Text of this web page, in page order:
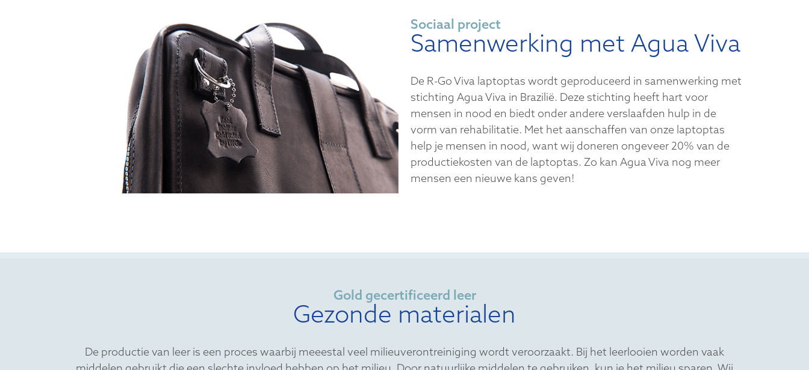
Sociaal project
Samenwerking met Agua Viva
De R-Go Viva laptoptas wordt geproduceerd in samenwerking met
stichting Agua Viva in Brazilië. Deze stichting heeft hart voor
mensen in nood en biedt onder andere verslaafden hulp in de
vorm van rehabilitatie. Met het aanschaffen van onze laptoptas
help je mensen in nood, want wij doneren ongeveer 20% van de
productiekosten van de laptoptas. Zo kan Agua Viva nog meer
mensen een nieuwe kans geven!
Gold gecertificeerd leer
Gezonde materialen
De productie van leer is een proces waarbij meeestal veel milieuverontreiniging wordt veroorzaakt. Bij het leerlooien worden vaak